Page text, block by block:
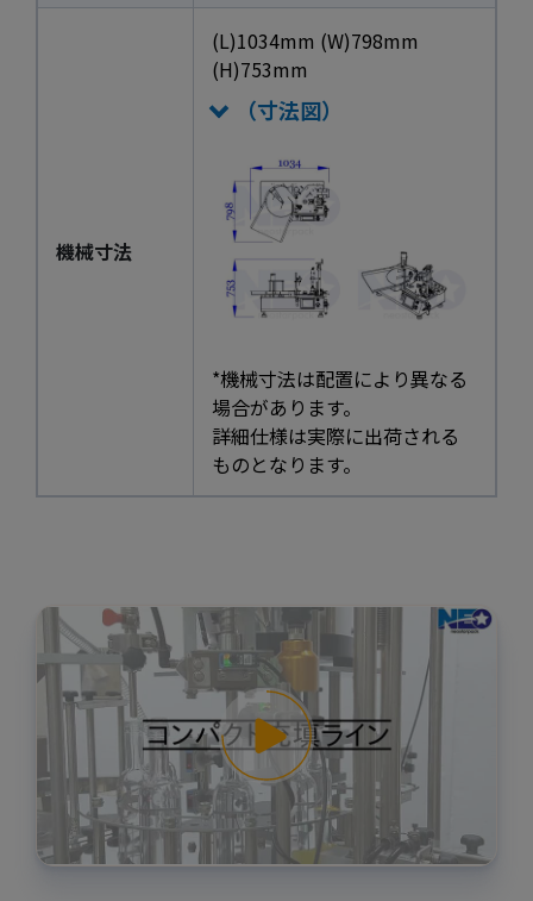
機械寸法
(L)1034mm (W)798mm
(H)753mm
（寸法図）
*機械寸法は配置により異なる
場合があります。
詳細仕様は実際に出荷される
ものとなります。